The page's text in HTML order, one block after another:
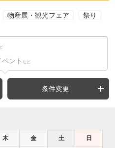
物産展・観光フェア 祭り
ント など
条件変更
木 金 土 日